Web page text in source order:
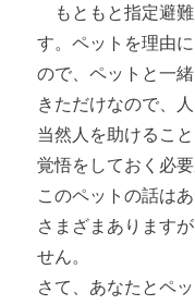
もともと指定避
す。ペットを理由
ので、ペットと一
きただけなので、
当然人を助けるこ
覚悟をしておく必
このペットの話は
さまざまあります
せん。
さて、あなたとペ